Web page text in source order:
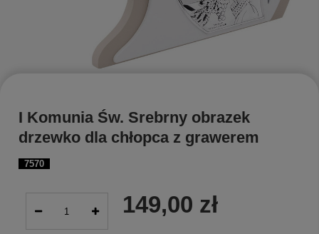
7570
I Komunia Św. Srebrny obrazek
drzewko dla chłopca z grawerem
149,00 zł